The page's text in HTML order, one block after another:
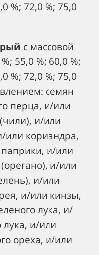
%; 72,0 %; 75,0
с массовой
55,0 %; 60,0 %;
%; 72,0 %; 75,0
семян
перца, и/или
и/или
или кориандра,
и/или
и/или
и/или
и/или кинзы,
лука, и/
лука, и/или
ореха, и/или